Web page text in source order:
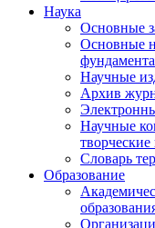
Наука
Основные
Основные
Научные
Архив
Научные
творческие
Словарь
Образование